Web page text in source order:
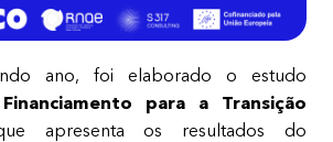
ano, foi elaborado o estudo
para a Transição
apresenta os resultados do